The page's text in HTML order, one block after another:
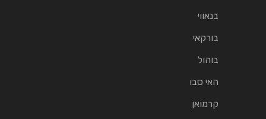
בנאווי
בורקאי
בוהול
האי סבו
קרמואן